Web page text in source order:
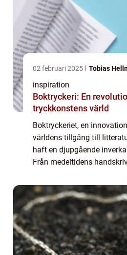
02 februari 2025 Tobias
inspiration
Boktryckeri: En
tryckkonstens värld
Boktryckeriet, en
världens tillgång till
haft en djupgående
Från medeltidens